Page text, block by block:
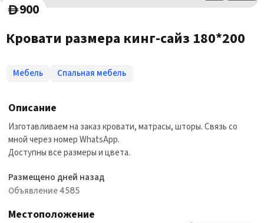
D900
Кровати размера кинг-сайз 180*200
Мебель Спальная мебель
Описание
Изготавливаем на заказ кровати, матрасы, шторы. Связь со
мной через номер WhatsApp.
Доступны все размеры и цвета.
Размещено дней назад
Объявление 4585
Местоположение